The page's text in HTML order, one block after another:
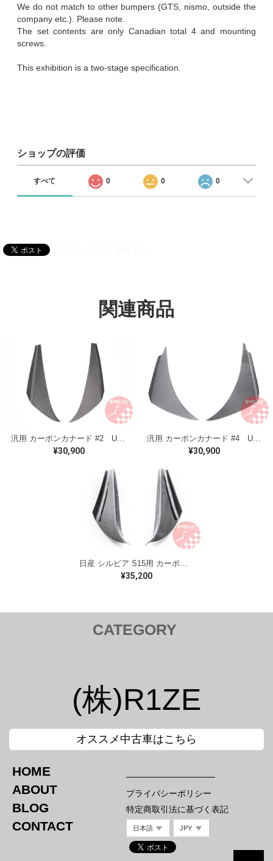
We do not match to other bumpers (GTS, nismo, outside the
company etc.). Please note.
The set contents are only Canadian total 4 and mounting
screws.
This exhibition is a two-stage specification.
ショップの評価
すべて 0 0 0
関連商品
¥30,900 ¥30,900
日産 シルビア S15用 カーボンカナードキット Nissan Silvia S15 Carbon Canard kit
¥35,200
CATEGORY
Injection kit ／ インジェクションキット
Mirror ／ ミラー
Hood Bar / ボンネットバー
Canard / カナード
Tail Lamp ／ テールランプ
Mirror ／ ミラー
Hood Bar / ボンネットバー
Tail Lamp ／ テールランプ
Mirror ／ ミラー
Canard / カナード
Titanium Hood Bar
Nut / ナット
(株)R1ZE
オススメ中古車はこちら
HOME
ABOUT
BLOG
CONTACT
プライバシーポリシー
特定商取引法に基づく表記